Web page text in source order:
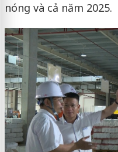
nóng và cả năm 2025.